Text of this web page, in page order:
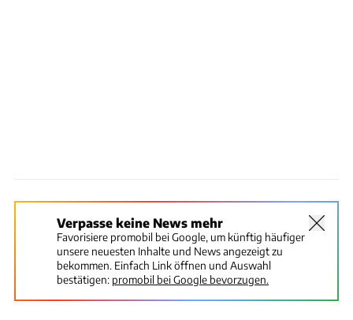
Verpasse keine News mehr
Favorisiere promobil bei Google, um künftig häufiger
unsere neuesten Inhalte und News angezeigt zu
bekommen. Einfach Link öffnen und Auswahl
bestätigen: promobil bei Google bevorzugen.